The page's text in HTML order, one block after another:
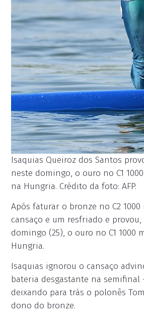
Isaquias Queiroz dos Santos
neste domingo, o ouro no C1
na Hungria. Crédito da foto: AFP.
Após faturar o bronze no C2
cansaço e um resfriado e
domingo (25), o ouro no C1 1000
Hungria.
Isaquias ignorou o cansaço
bateria desgastante na
deixando para trás o polonês
dono do bronze.